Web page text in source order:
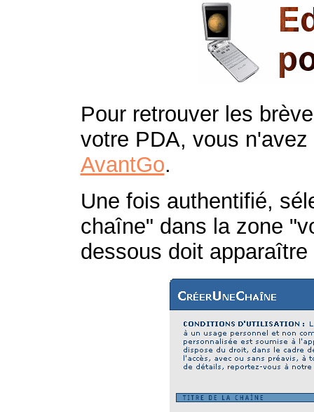
Pour retrouver les
votre PDA, vous
AvantGo.
Une fois authentifié,
chaîne" dans la zone
dessous doit